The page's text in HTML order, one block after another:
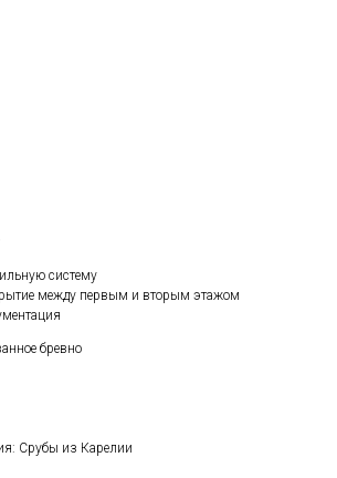
систему
между первым и вторым этажом
бревно
Срубы из Карелии